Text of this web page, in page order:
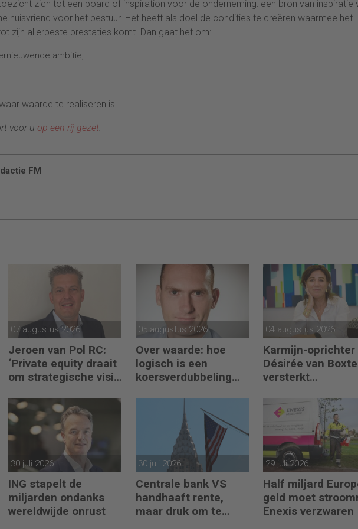
zich tot een board of inspiration voor de onderneming: een bron van inspiratie
huisvriend voor het bestuur. Het heeft als doel de condities te creëren waarmee het
zijn allerbeste prestaties komt. Dan gaat het om:
ambitie,
waarde te realiseren is.
voor u op een rij gezet.
FM
07 augustus 2026
Jeroen van Pol RC:
‘Private equity draait
om strategische visie
excellence’
05 augustus 2026
Over waarde: hoe
logisch is een
koersverdubbeling
04 augustus 2026
Karmijn-oprichter
Désirée van
versterkt
Capabel
30 juli 2026
ING stapelt de
miljarden ondanks
wereldwijde onrust
30 juli 2026
Centrale bank VS
handhaaft rente,
maar druk om te
29 juli 2026
Half miljard
geld moet
Enexis verzwaren